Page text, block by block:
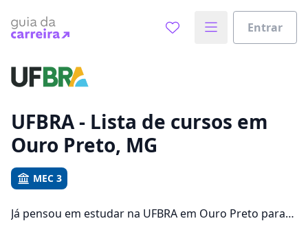
Entrar
Vamos te guiar no caminho ideal para seus estudos
UFBRA - Lista de cursos em
Ouro Preto, MG
MEC 3
Já pensou em estudar na UFBRA em Ouro Preto para